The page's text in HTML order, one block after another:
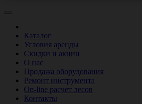
Каталог
Условия аренды
Скидки и акции
О нас
Продажа оборудования
Ремонт инструмента
On-line расчет лесов
Контакты